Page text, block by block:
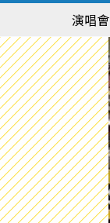
演唱會